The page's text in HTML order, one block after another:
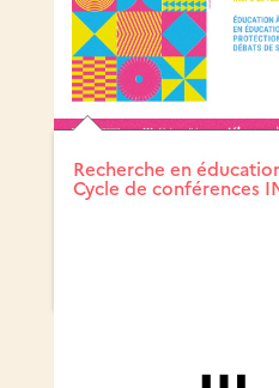
Recherche en
Cycle de conférences